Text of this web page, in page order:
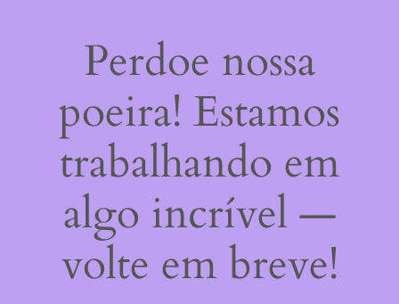
Perdoe nossa
poeira! Estamos
trabalhando em
algo incrível —
volte em breve!